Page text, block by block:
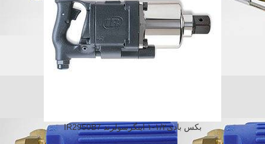
بکس بادی۱/۲-۱ اینگرسولرند IR2950B7